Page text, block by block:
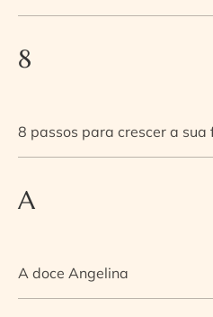
8
8 passos para crescer a
A
A doce Angelina